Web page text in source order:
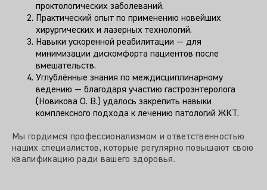
проктологических заболеваний.
Практический опыт по применению новейших
хирургических и лазерных технологий.
Навыки ускоренной реабилитации — для
минимизации дискомфорта пациентов после
вмешательств.
Углублённые знания по междисциплинарному
ведению — благодаря участию гастроэнтеролога
(Новикова О. В.) удалось закрепить навыки
комплексного подхода к лечению патологий ЖКТ.
Мы гордимся профессионализмом и ответственностью
наших специалистов, которые регулярно повышают свою
квалификацию ради вашего здоровья.